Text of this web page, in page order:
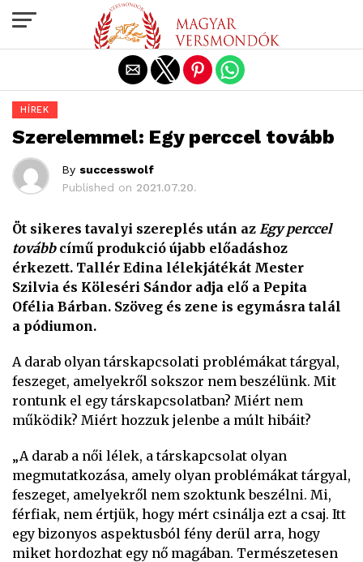
HÍREK
Szerelemmel: Egy perccel tovább
By successwolf
Published on 2021.07.20.
Öt sikeres tavalyi szereplés után az Egy perccel
továbbcímű produkció újabb előadáshoz
érkezett. Tallér Edina lélekjátékát Mester
Szilvia és Köleséri Sándor adja elő a Pepita
Ofélia Bárban. Szöveg és zene is egymásra talál
a pódiumon.
A darab olyan társkapcsolati problémákat tárgyal,
feszeget, amelyekről sokszor nem beszélünk. Mit
rontunk el egy társkapcsolatban? Miért nem
működik? Miért hozzuk jelenbe a múlt hibáit?
„A darab a női lélek, a társkapcsolat olyan
megmutatkozása, amely olyan problémákat tárgyal,
feszeget, amelyekről nem szoktunk beszélni. Mi,
férfiak, nem értjük, hogy mért csinálja ezt a csaj. Itt
egy bizonyos aspektusból fény derül arra, hogy
miket hordozhat egy nő magában. Természetesen
Exit mobile version